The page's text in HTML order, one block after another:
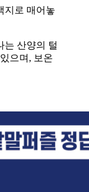
지로 매어놓
는 산양의 털
으며, 보온